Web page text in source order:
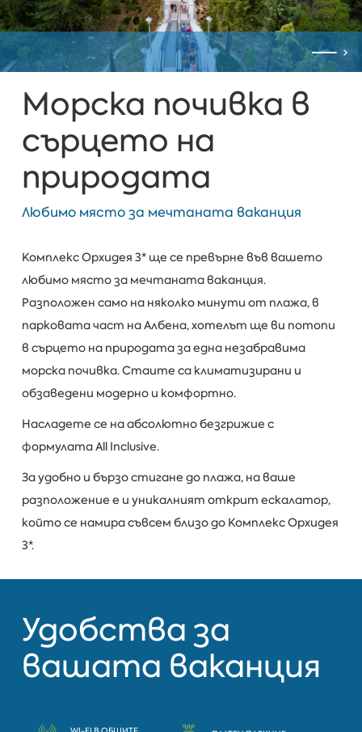
Морска почивка в
сърцето на
природата
Любимо място за мечтаната ваканция
Комплекс Орхидея 3* ще се превърне във вашето
любимо място за мечтаната ваканция.
Разположен само на няколко минути от плажа, в
парковата част на Албена, хотелът ще ви потопи
в сърцето на природата за една незабравима
морска почивка. Стаите са климатизирани и
обзаведени модерно и комфортно.
Насладете се на абсолютно безгрижие с
формулата All Inclusive.
За удобно и бързо стигане до плажа, на ваше
разположение е и уникалният открит ескалатор,
който се намира съвсем близо до Комплекс Орхидея
3*.
Удобства за
вашата ваканция